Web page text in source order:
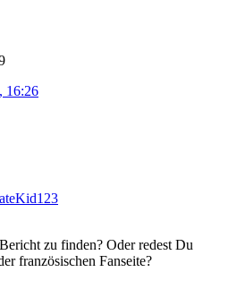
16:26
zu finden? Oder redest Du
französischen Fanseite?